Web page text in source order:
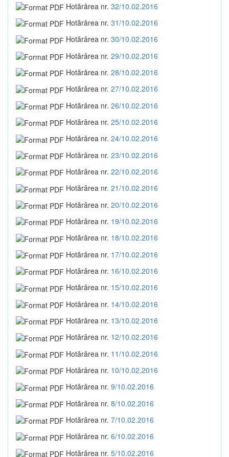
Hotărârea nr. 32/10.02.2016
Hotărârea nr. 31/10.02.2016
Hotărârea nr. 30/10.02.2016
Hotărârea nr. 29/10.02.2016
Hotărârea nr. 28/10.02.2016
Hotărârea nr. 27/10.02.2016
Hotărârea nr. 26/10.02.2016
Hotărârea nr. 25/10.02.2016
Hotărârea nr. 24/10.02.2016
Hotărârea nr. 23/10.02.2016
Hotărârea nr. 22/10.02.2016
Hotărârea nr. 21/10.02.2016
Hotărârea nr. 20/10.02.2016
Hotărârea nr. 19/10.02.2016
Hotărârea nr. 18/10.02.2016
Hotărârea nr. 17/10.02.2016
Hotărârea nr. 16/10.02.2016
Hotărârea nr. 15/10.02.2016
Hotărârea nr. 14/10.02.2016
Hotărârea nr. 13/10.02.2016
Hotărârea nr. 12/10.02.2016
Hotărârea nr. 11/10.02.2016
Hotărârea nr. 10/10.02.2016
Hotărârea nr. 9/10.02.2016
Hotărârea nr. 8/10.02.2016
Hotărârea nr. 7/10.02.2016
Hotărârea nr. 6/10.02.2016
Hotărârea nr. 5/10.02.2016